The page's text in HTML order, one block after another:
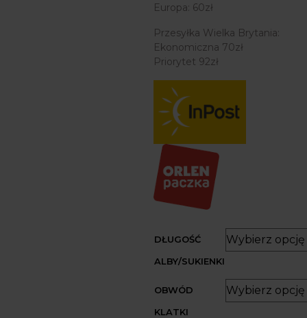
Europa: 60zł
Przesyłka Wielka Brytania:
Ekonomiczna 70zł
Priorytet 92zł
DŁUGOŚĆ
ALBY/SUKIENKI
OBWÓD
KLATKI